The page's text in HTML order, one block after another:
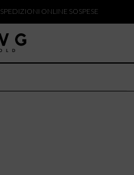
SPEDIZIONI ONLINE SOSPESE